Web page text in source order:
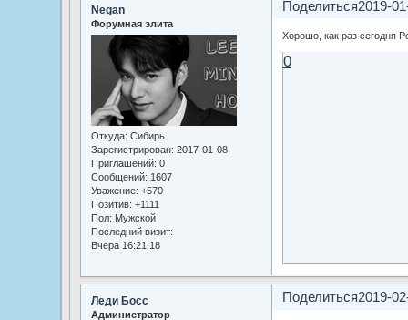
Поделиться2019-
Negan
Форумная элита
Откуда: Сибирь
Зарегистрирован: 2017-01-08
Приглашений: 0
Сообщений: 1607
Уважение: +570
Позитив: +1111
Пол: Мужской
Последний визит:
Вчера 16:21:18
Хорошо, как раз сегодня
0
Поделиться2019-
Леди Босс
Администратор